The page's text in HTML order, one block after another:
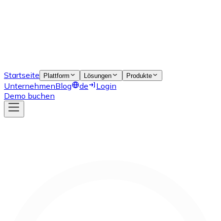
Startseite Plattform Lösungen Produkte
UnternehmenBlog de
Login
Demo buchen